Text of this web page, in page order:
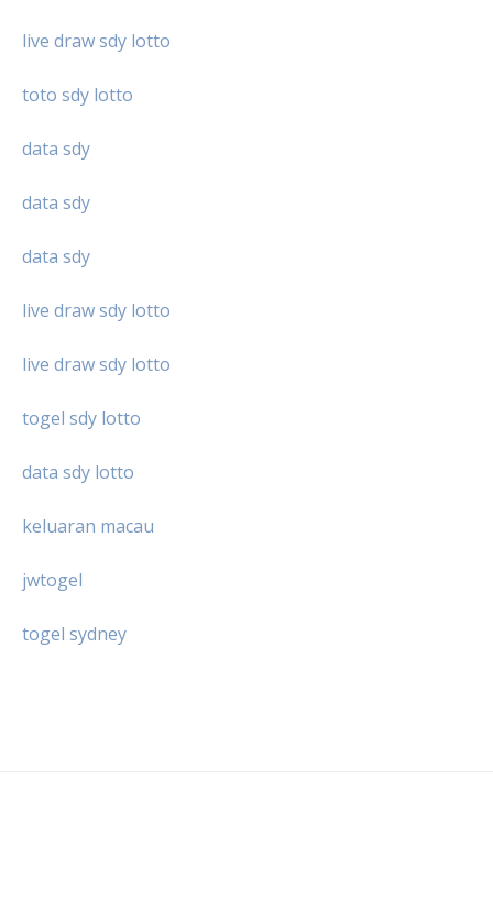
live draw sdy lotto
toto sdy lotto
data sdy
data sdy
data sdy
live draw sdy lotto
live draw sdy lotto
togel sdy lotto
data sdy lotto
keluaran macau
jwtogel
togel sydney